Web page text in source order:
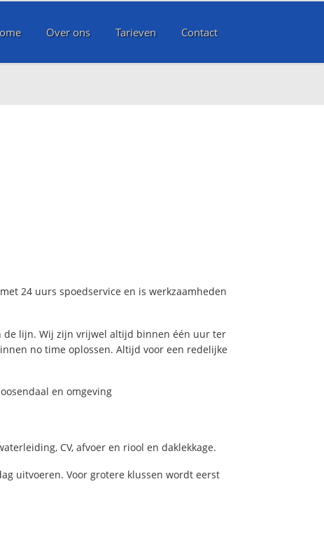
Over ons Tarieven Contact
24 uurs spoedservice en is werkzaamheden
de lijn. Wij zijn vrijwel altijd binnen één uur ter
no time oplossen. Altijd voor een redelijke
en omgeving
CV, afvoer en riool en daklekkage.
uitvoeren. Voor grotere klussen wordt eerst